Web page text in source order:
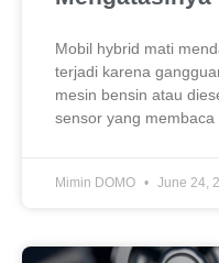
Mobil hybrid mati
terjadi karena
mesin bensin atau
sensor yang membaca
Mimin DOMO June 24,